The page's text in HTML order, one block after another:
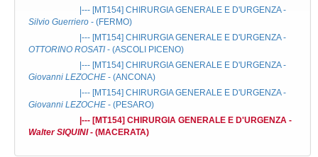
|--- [MT154] CHIRURGIA GENERALE E D'URGENZA-
Silvio Guerriero - (FERMO)
|--- [MT154] CHIRURGIA GENERALE E D'URGENZA-
OTTORINO ROSATI - (ASCOLI PICENO)
|--- [MT154] CHIRURGIA GENERALE E D'URGENZA-
Giovanni LEZOCHE - (ANCONA)
|--- [MT154] CHIRURGIA GENERALE E D'URGENZA-
Giovanni LEZOCHE - (PESARO)
|--- [MT154] CHIRURGIA GENERALE E D'URGENZA -
Walter SIQUINI- (MACERATA)